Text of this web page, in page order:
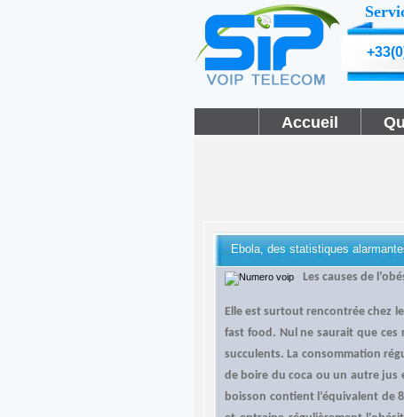
Accueil
Ebola, des statistiques
Les causes de
Elle est surtout rencontrée chez
fast food. Nul ne saurait que ces
succulents. La consommation
de boire du coca ou un autre jus
boisson contient l’équivalent de